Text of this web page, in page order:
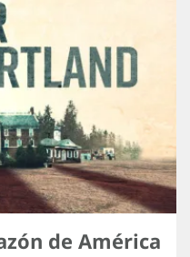
de América